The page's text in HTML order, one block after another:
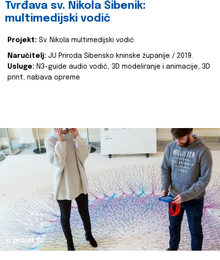
Tvrđava sv. Nikola Šibenik:
multimedijski vodič
Projekt: Sv. Nikola multimedijski vodič
Naručitelj: JU Priroda Šibensko kninske županije / 2019.
Usluge: N3-guide audio vodič, 3D modeliranje i animacije, 3D
print, nabava opreme
o projektu